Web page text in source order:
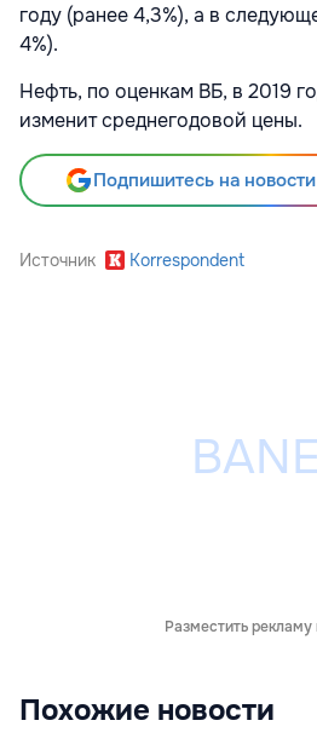
году (ранее 4,3%), а в
4%).
Нефть, по оценкам ВБ, в 2019
изменит среднегодовой цены.
Подпишитесь на
Источник Korrespondent
Разместить рекламу
Похожие новости